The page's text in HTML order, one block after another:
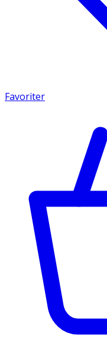
Favoriter